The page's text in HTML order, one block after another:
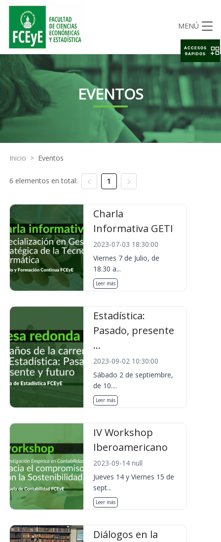
MENÚ
EVENTOS
Inicio > Eventos
6 elementos en total: 1
Charla
Informativa GETI
2023-07-03 18:30:00
Viernes 7 de Julio, de
18.30 a...
Leer más
Estadística:
Pasado, presente
...
2023-09-02 10:30:00
Sábado 2 de septiembre,
de 10....
Leer más
IV Workshop
Iberoamericano
2023-09-14 null
Jueves 14 y Viernes 15 de
sept...
Leer más
Diálogos en la
ACCESOS
RAPIDOS